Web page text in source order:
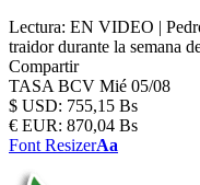
Lectura: EN VIDEO |
traidor durante la semana
Compartir
TASA BCV Mié 05/08
$ USD: 755,15 Bs
€ EUR: 870,04 Bs
Font ResizerAa